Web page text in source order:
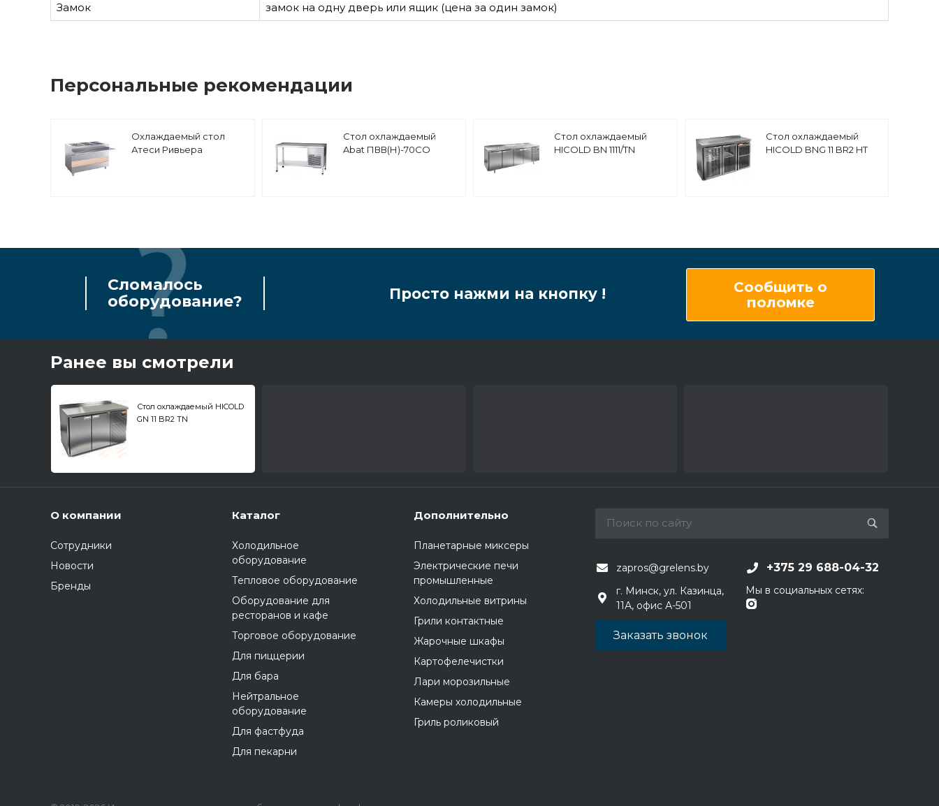
Замок
замок на одну дверь или ящик (цена за один замок)
Персональные рекомендации
Охлаждаемый стол
Атеси Ривьера
Стол охлаждаемый
Abat ПВВ(Н)-70СО
Стол охлаждаемый
HICOLD BN 1111/TN
Стол охлаждаемый
HICOLD BNG 11 BR2 HT
Сломалось
оборудование?
Просто нажми на кнопку !
Сообщить о
поломке
Ранее вы смотрели
Стол охлаждаемый HICOLD
GN 11 BR2 TN
О компании
Сотрудники
Новости
Бренды
Каталог
Холодильное
оборудование
Тепловое оборудование
Оборудование для
ресторанов и кафе
Торговое оборудование
Для пиццерии
Для бара
Нейтральное
оборудование
Для фастфуда
Для пекарни
Дополнительно
Планетарные миксеры
Электрические печи
промышленные
Холодильные витрины
Грили контактные
Жарочные шкафы
Картофелечистки
Лари морозильные
Камеры холодильные
Гриль роликовый
zapros@grelens.by +375 29 688-04-32
г. Минск, ул. Казинца,
11А, офис А-501
Мы в социальных сетях:
Заказать звонок